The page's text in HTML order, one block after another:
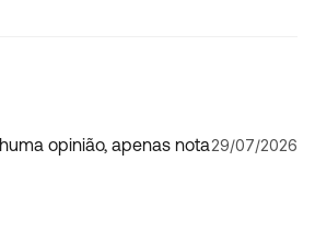
opinião, apenas nota29/07/2026